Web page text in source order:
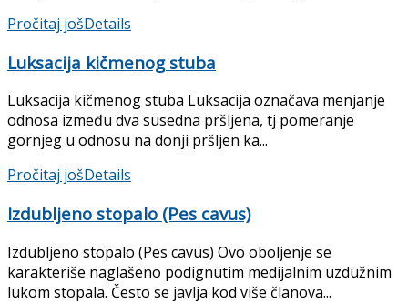
Pročitaj jošDetails
Luksacija kičmenog stuba
Luksacija kičmenog stuba Luksacija označava menjanje
odnosa između dva susedna pršljena, tj pomeranje
gornjeg u odno­su na donji pršljen ka...
Pročitaj jošDetails
Izdubljeno stopalo (Pes cavus)
Izdubljeno stopalo (Pes cavus) Ovo oboljenje se
karakteriše naglašeno podignutim medijalnim uzdužnim
lukom stopala. Često se javlja kod više članova...